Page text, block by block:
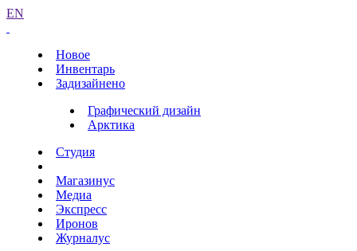
EN
Новое
Инвентарь
Задизайнено
Графический дизайн
Арктика
Студия
Магазинус
Медиа
Экспресс
Иронов
Журналус